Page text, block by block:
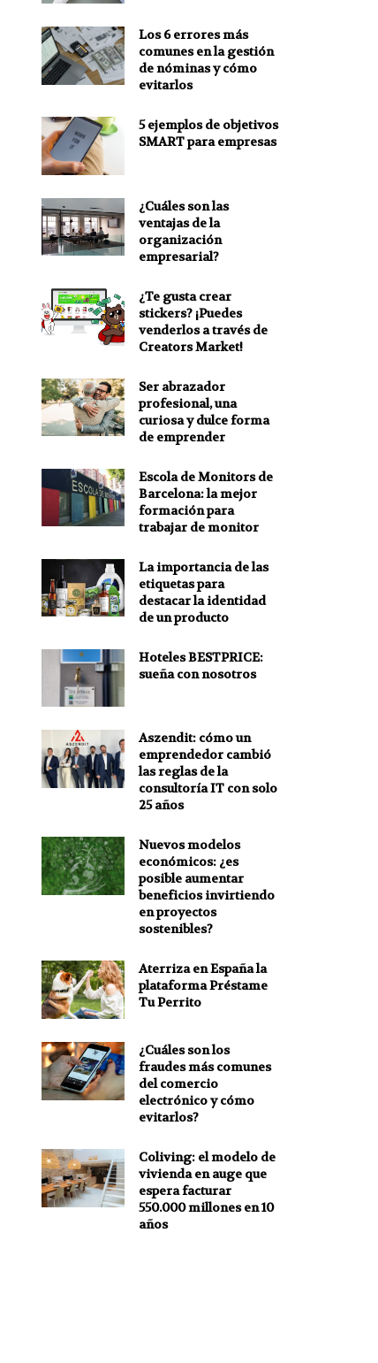
Los 6 errores más
comunes en la gestión
de nóminas y cómo
evitarlos
5 ejemplos de objetivos
SMART para empresas
¿Cuáles son las
ventajas de la
organización
empresarial?
¿Te gusta crear
stickers? ¡Puedes
venderlos a través de
Creators Market!
Ser abrazador
profesional, una
curiosa y dulce forma
de emprender
Escola de Monitors de
Barcelona: la mejor
formación para
trabajar de monitor
La importancia de las
etiquetas para
destacar la identidad
de un producto
Hoteles BESTPRICE:
sueña con nosotros
Aszendit: cómo un
emprendedor cambió
las reglas de la
consultoría IT con solo
25 años
Nuevos modelos
económicos: ¿es
posible aumentar
beneficios invirtiendo
en proyectos
sostenibles?
Aterriza en España la
plataforma Préstame
Tu Perrito
¿Cuáles son los
fraudes más comunes
del comercio
electrónico y cómo
evitarlos?
Coliving: el modelo de
vivienda en auge que
espera facturar
550.000 millones en 10
años